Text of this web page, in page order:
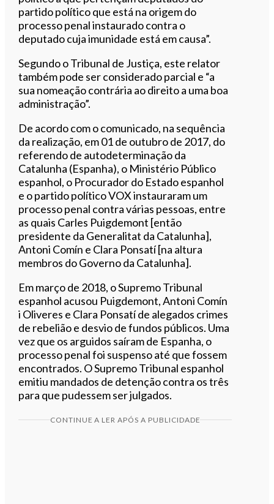
partido político que está na origem do
processo penal instaurado contra o
deputado cuja imunidade está em causa”.
Segundo o Tribunal de Justiça, este relator
também pode ser considerado parcial e “a
sua nomeação contrária ao direito a uma boa
administração”.
De acordo com o comunicado, na sequência
da realização, em 01 de outubro de 2017, do
referendo de autodeterminação da
Catalunha (Espanha), o Ministério Público
espanhol, o Procurador do Estado espanhol
e o partido político VOX instauraram um
processo penal contra várias pessoas, entre
as quais Carles Puigdemont [então
presidente da Generalitat da Catalunha],
Antoni Comín e Clara Ponsatí [na altura
membros do Governo da Catalunha].
Em março de 2018, o Supremo Tribunal
espanhol acusou Puigdemont, Antoni Comín
i Oliveres e Clara Ponsatí de alegados crimes
de rebelião e desvio de fundos públicos. Uma
vez que os arguidos saíram de Espanha, o
processo penal foi suspenso até que fossem
encontrados. O Supremo Tribunal espanhol
emitiu mandados de detenção contra os três
para que pudessem ser julgados.
CONTINUE A LER APÓS A PUBLICIDADE